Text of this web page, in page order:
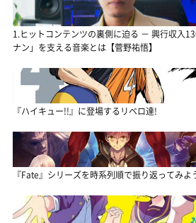
1.ヒットコンテンツの裏側に迫る － 興行収入
ナン」を支える音楽とは【菅野祐悟】
『ハイキュー!!』に登場するリベロ達!
『Fate』シリーズを時系列順で振り返ってみよ